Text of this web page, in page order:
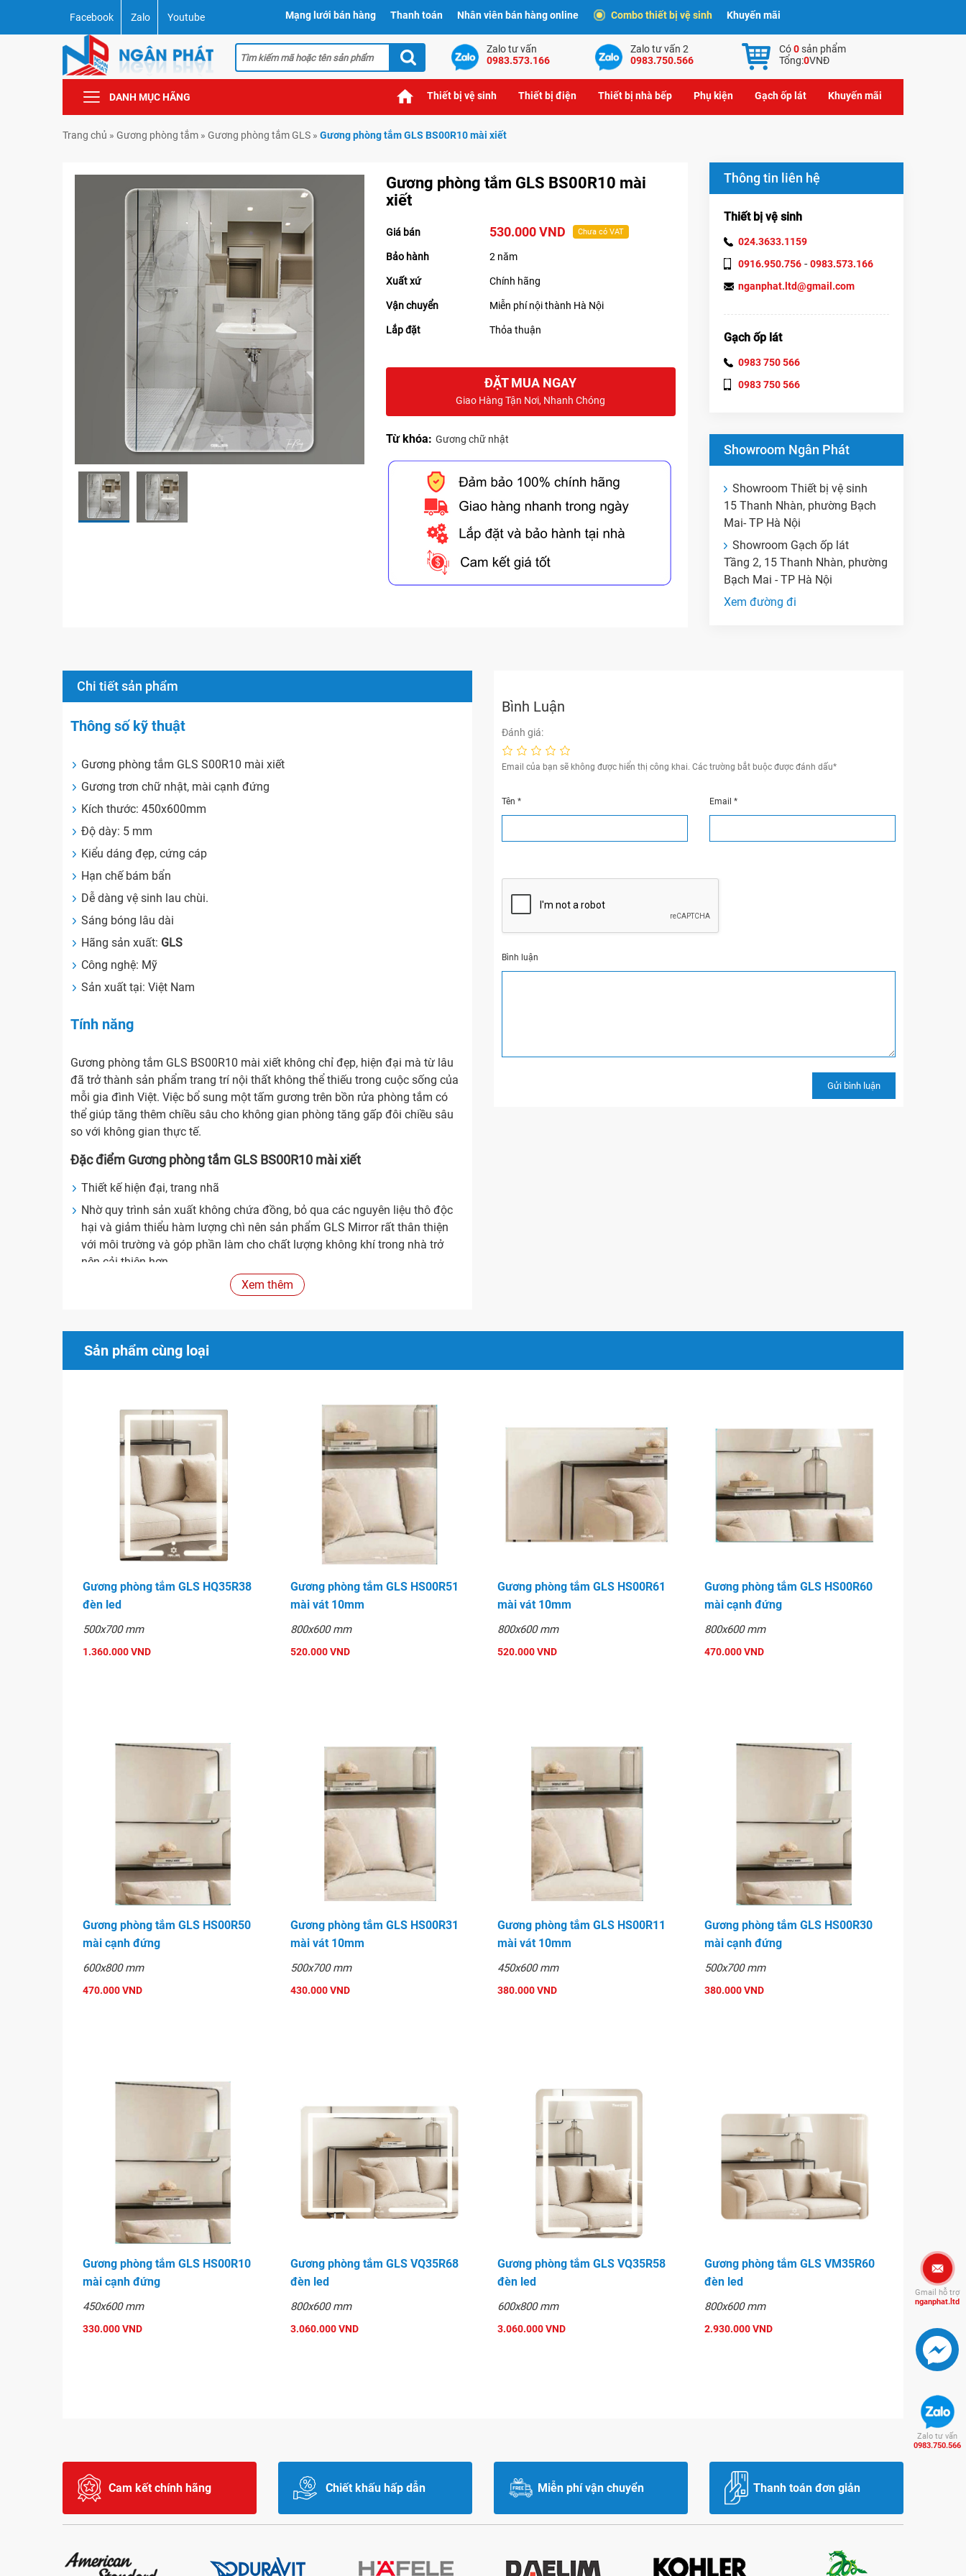
Facebook Zalo Youtube Mạng lưới bán hàng Thanh toán Nhân viên bán hàng online Combo thiết bị vệ sinh Khuyến mãi
Zalo tư vấn
0983.573.166
Zalo tư vấn 2
0983.750.566
Có0sản phẩm
Tổng:0VNĐ
DANH MỤC HÃNG Thiết bị vệ sinh Thiết bị điện Thiết bị nhà bếp Phụ kiện Gạch ốp lát Khuyến mãi
Trang chủ » Gương phòng tắm » Gương phòng tắm GLS » Gương phòng tắm GLS BS00R10 mài xiết
Gương phòng tắm GLS BS00R10 mài
xiết
Giá bán 530.000 VND Chưa có VAT
Bảo hành 2 năm
Xuất xứ Chính hãng
Vận chuyển Miễn phí nội thành Hà Nội
Lắp đặt Thỏa thuận
ĐẶT MUA NGAY
Giao Hàng Tận Nơi, Nhanh Chóng
Từ khóa: Gương chữ nhật
Thông tin liên hệ
Thiết bị vệ sinh
024.3633.1159
0916.950.756 - 0983.573.166
nganphat.ltd@gmail.com
Gạch ốp lát
0983 750 566
0983 750 566
Showroom Ngân Phát
Showroom Thiết bị vệ sinh
15 Thanh Nhàn, phường Bạch
Mai- TP Hà Nội
Showroom Gạch ốp lát
Tầng 2, 15 Thanh Nhàn, phường
Bạch Mai - TP Hà Nội
Xem đường đi
Chi tiết sản phẩm
Thông số kỹ thuật
Gương phòng tắm GLS S00R10 mài xiết
Gương trơn chữ nhật, mài cạnh đứng
Kích thước: 450x600mm
Độ dày: 5 mm
Kiểu dáng đẹp, cứng cáp
Hạn chế bám bẩn
Dễ dàng vệ sinh lau chùi.
Sáng bóng lâu dài
Hãng sản xuất: GLS
Công nghệ: Mỹ
Sản xuất tại: Việt Nam
Tính năng
Gương phòng tắm GLS BS00R10 mài xiết không chỉ đẹp, hiện đại mà từ lâu
đã trở thành sản phẩm trang trí nội thất không thể thiếu trong cuộc sống của
mỗi gia đình Việt. Việc bổ sung một tấm gương trên bồn rửa phòng tắm có
thể giúp tăng thêm chiều sâu cho không gian phòng tăng gấp đôi chiều sâu
so với không gian thực tế.
Đặc điểm Gương phòng tắm GLS BS00R10 mài xiết
Thiết kế hiện đại, trang nhã
Nhờ quy trình sản xuất không chứa đồng, bỏ qua các nguyên liệu thô độc
hại và giảm thiểu hàm lượng chì nên sản phẩm GLS Mirror rất thân thiện
với môi trường và góp phần làm cho chất lượng không khí trong nhà trở
nên cải thiện hơn.
và giá trị người dùng đồng thời được tôn vinh lên hàng đầu.
Dễ dàng lắp đặt và sử dụng
Gương phòng tắm giúp thu hút ánh sáng cho phòng tắm của bạn, tạo không
gian riêng thật phong cách cho người sử dụng, ngoài ra gương còn là 1 thiết
bị trang trí tuyệt vời giúp che đi những vết hỏng, bẩn trên tường nhà tắm!
Hình ảnh
Gương phòng tắm GLS S00R10
Xem thêm
Bình Luận
Đánh giá:
Email của bạn sẽ không được hiển thị công khai. Các trường bắt buộc được đánh dấu*
Tên* Email *
Bình luận
Sản phẩm cùng loại
Gương phòng tắm GLS HQ35R38
đèn led
500x700 mm
1.360.000 VND
Gương phòng tắm GLS HS00R51
mài vát 10mm
800x600 mm
520.000 VND
Gương phòng tắm GLS HS00R61
mài vát 10mm
800x600 mm
520.000 VND
Gương phòng tắm GLS HS00R60
mài cạnh đứng
800x600 mm
470.000 VND
Gương phòng tắm GLS HS00R50
mài cạnh đứng
600x800 mm
470.000 VND
Gương phòng tắm GLS HS00R31
mài vát 10mm
500x700 mm
430.000 VND
Gương phòng tắm GLS HS00R11
mài vát 10mm
450x600 mm
380.000 VND
Gương phòng tắm GLS HS00R30
mài cạnh đứng
500x700 mm
380.000 VND
Gương phòng tắm GLS HS00R10
mài cạnh đứng
450x600 mm
330.000 VND
Gương phòng tắm GLS VQ35R68
đèn led
800x600 mm
3.060.000 VND
Gương phòng tắm GLS VQ35R58
đèn led
600x800 mm
3.060.000 VND
Gương phòng tắm GLS VM35R60
đèn led
800x600 mm
2.930.000 VND
Cam kết chính hãng Chiết khấu hấp dẫn Miễn phí vận chuyển Thanh toán đơn giản
Gmail hỗ trợ
nganphat.ltd
Zalo tư vấn
0983.750.566